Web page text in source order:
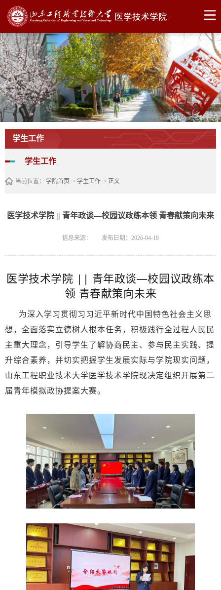
学生工作
学生工作
当前位置： 学院首页-> 学生工作-> 正文
医学技术学院 || 青年政谈—校园议政练本领 青春献策向未来
信息来源： 发布日期：2026-04-18
医学技术学院 || 青年政谈—校园议政练本
领 青春献策向未来
为深入学习贯彻习习近平新时代中国特色社会主义思
想，全面落实立德树人根本任务，积极践行全过程人民民
主重大理念，引导学生了解协商民主、参与民主实践、提
升综合素养，并切实把握学生发展实际与学院现实问题，
山东工程职业技术大学医学技术学院现决定组织开展第二
届青年模拟政协提案大赛。